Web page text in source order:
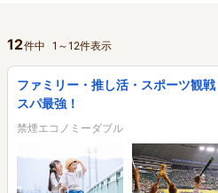
12件中 1 ～12件表示
ファミリー・推し活・スポーツ観
スパ最強！
禁煙エコノミーダブル